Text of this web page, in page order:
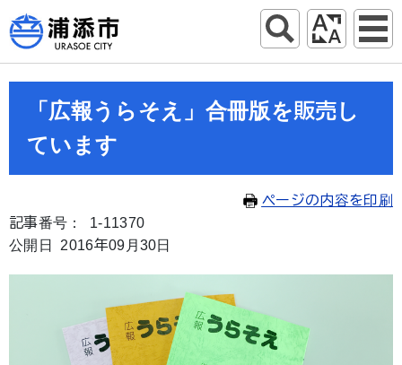
「広報うらそえ」合冊版を販売し
ています
ページの内容を印刷
記事番号： 1-11370
公開日 2016年09月30日